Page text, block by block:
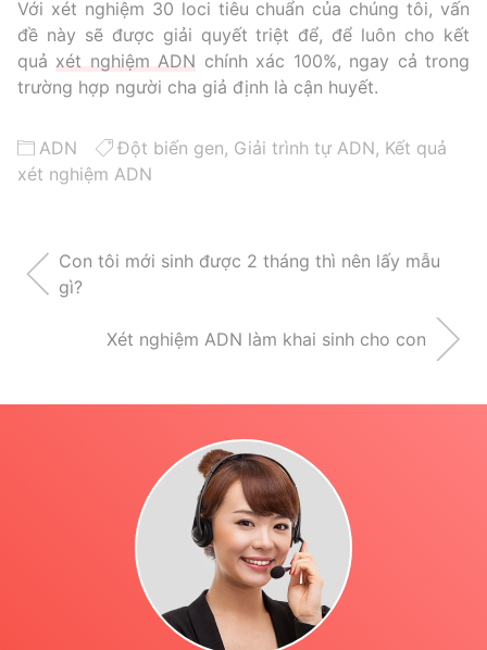
Với xét nghiệm 30 loci tiêu chuẩn của chúng tôi, vấn
đề này sẽ được giải quyết triệt để, để luôn cho kết
quảxét nghiệm ADN chính xác 100%, ngay cả trong
trường hợp người cha giả định là cận huyết.
ADN Đột biến gen, Giải trình tự ADN, Kết quả
xét nghiệm ADN
Con tôi mới sinh được 2 tháng thì nên lấy mẫu
gì?
Xét nghiệm ADN làm khai sinh cho con